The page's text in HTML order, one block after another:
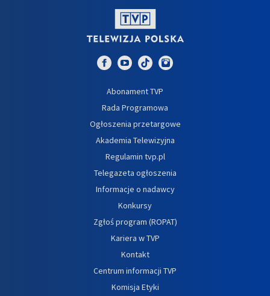
Abonament TVP
Rada Programowa
Ogłoszenia przetargowe
Akademia Telewizyjna
Regulamin tvp.pl
Telegazeta ogłoszenia
Informacje o nadawcy
Konkursy
Zgłoś program (ROPAT)
Kariera w TVP
Kontakt
Centrum informacji TVP
Komisja Etyki